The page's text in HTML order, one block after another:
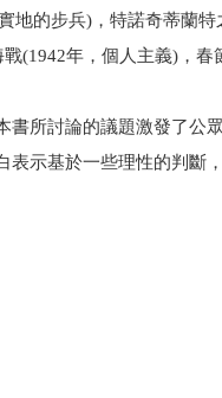
地的步兵)，特諾奇蒂蘭
(1942年，個人主義)，春
書所討論的議題激發了公
示基於一些理性的判斷